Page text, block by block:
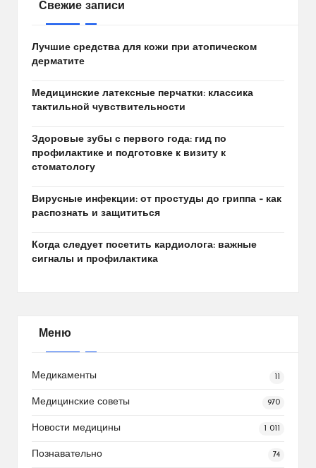
Свежие записи
Лучшие средства для кожи при атопическом
дерматите
Медицинские латексные перчатки: классика
тактильной чувствительности
Здоровые зубы с первого года: гид по
профилактике и подготовке к визиту к
стоматологу
Вирусные инфекции: от простуды до гриппа – как
распознать и защититься
Когда следует посетить кардиолога: важные
сигналы и профилактика
Меню
Медикаменты 11
Медицинские советы 970
Новости медицины 1 011
Познавательно 74